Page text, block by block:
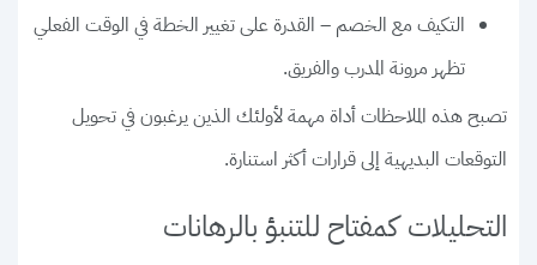
التكيف مع الخصم – القدرة على تغيير الخطة في الوقت الفعلي
تظهر مرونة المدرب والفريق.
تصبح هذه الملاحظات أداة مهمة لأولئك الذين يرغبون في تحويل
التوقعات البديهية إلى قرارات أكثر استنارة.
التحليلات كمفتاح للتنبؤ بالرهانات